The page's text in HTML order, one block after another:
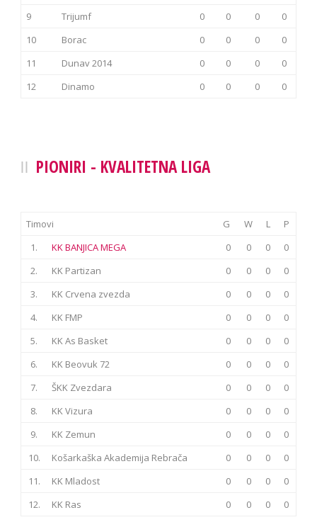
9
Trijumf 0 0 0
0
10
Borac 0 0 0
0
11
Dunav 2014 0 0 0
0
12
Dinamo 0 0 0 0
PIONIRI - KVALITETNA LIGA
Timovi G W L
P
1.
KK BANJICA MEGA 0 0 0
0
2.
KK Partizan 0 0 0
0
3.
KK Crvena zvezda 0 0 0
0
4.
KK FMP 0 0 0
0
5.
KK As Basket 0 0 0
0
6.
KK Beovuk 72 0 0 0
0
7.
ŠKK Zvezdara 0 0 0
0
8.
KK Vizura 0 0 0
0
9.
KK Zemun 0 0 0
0
10.
Košarkaška Akademija Rebrača 0 0 0
0
11.
KK Mladost 0 0 0
0
12.
KK Ras 0 0 0 0